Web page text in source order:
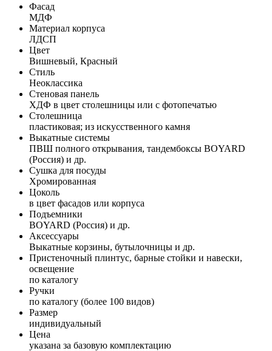
Фасад
МДФ
Материал корпуса
ЛДСП
Цвет
Вишневый, Красный
Стиль
Неоклассика
Стеновая панель
ХДФ в цвет столешницы или с фотопечатью
Столешница
пластиковая; из искусственного камня
Выкатные системы
ПВШ полного открывания, тандембоксы BOYARD
(Россия) и др.
Сушка для посуды
Хромированная
Цоколь
в цвет фасадов или корпуса
Подъемники
BOYARD (Россия) и др.
Аксессуары
Выкатные корзины, бутылочницы и др.
Пристеночный плинтус, барные стойки и навески,
освещение
по каталогу
Ручки
по каталогу (более 100 видов)
Размер
индивидуальный
Цена
указана за базовую комплектацию